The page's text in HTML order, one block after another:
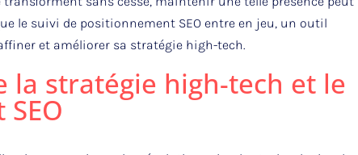
le suivi de positionnement SEO entre en jeu, un outil
et améliorer sa stratégie high-tech.
la stratégie high-tech et le